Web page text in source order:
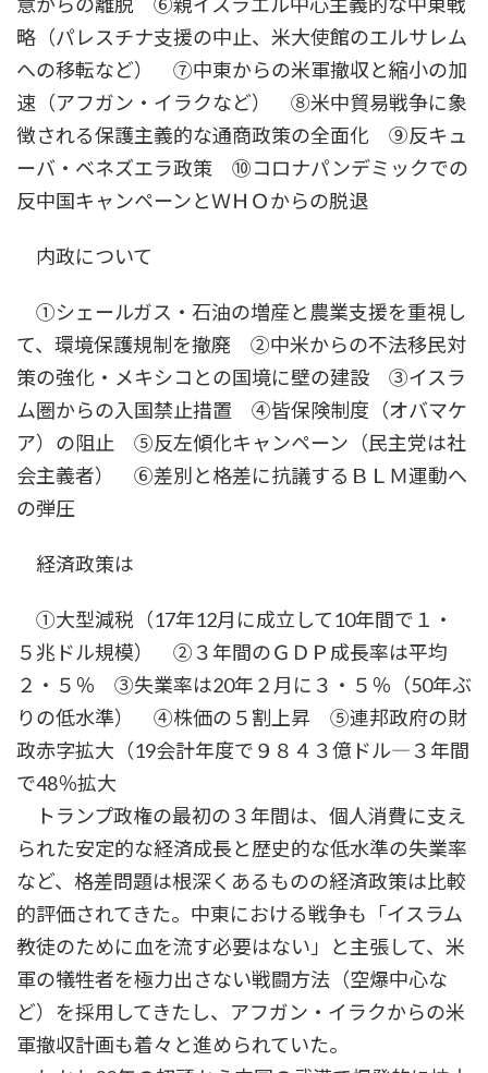
略（パレスチナ支援の中止、米大使館のエルサレム
への移転など） ⑦中東からの米軍撤収と縮小の加
速（アフガン・イラクなど） ⑧米中貿易戦争に象
徴される保護主義的な通商政策の全面化 ⑨反キュ
ーバ・ベネズエラ政策 ⑩コロナパンデミックでの
反中国キャンペーンとＷＨＯからの脱退
内政について
①シェールガス・石油の増産と農業支援を重視し
て、環境保護規制を撤廃 ②中米からの不法移民対
策の強化・メキシコとの国境に壁の建設 ③イスラ
ム圏からの入国禁止措置 ④皆保険制度（オバマケ
ア）の阻止 ⑤反左傾化キャンペーン（民主党は社
会主義者） ⑥差別と格差に抗議するＢＬＭ運動へ
の弾圧
経済政策は
①大型減税（17年12月に成立して10年間で１・
５兆ドル規模） ②３年間のＧＤＰ成長率は平均
２・５％ ③失業率は20年２月に３・５％（50年ぶ
りの低水準） ④株価の５割上昇 ⑤連邦政府の財
政赤字拡大（19会計年度で９８４３億ドル―３年間
で48％拡大
トランプ政権の最初の３年間は、個人消費に支え
られた安定的な経済成長と歴史的な低水準の失業率
など、格差問題は根深くあるものの経済政策は比較
的評価されてきた。中東における戦争も「イスラム
教徒のために血を流す必要はない」と主張して、米
軍の犠牲者を極力出さない戦闘方法（空爆中心な
ど）を採用してきたし、アフガン・イラクからの米
軍撤収計画も着々と進められていた。